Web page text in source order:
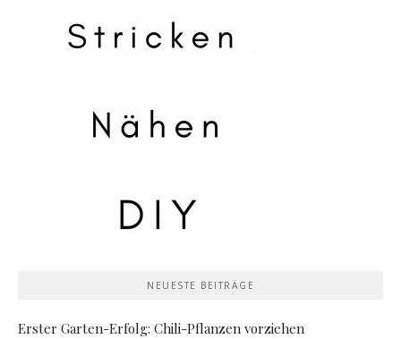
NEUESTE BEITRÄGE
Erster Garten-Erfolg: Chili-Pflanzen vorziehen